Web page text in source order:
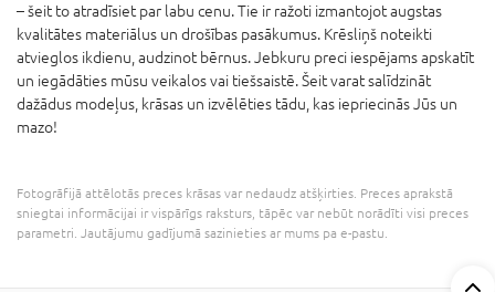
– šeit to atradīsiet par labu cenu. Tie ir ražoti izmantojot augstas
kvalitātes materiālus un drošības pasākumus. Krēsliņš noteikti
atvieglos ikdienu, audzinot bērnus. Jebkuru preci iespējams apskatīt
un iegādāties mūsu veikalos vai tiešsaistē. Šeit varat salīdzināt
dažādus modeļus, krāsas un izvēlēties tādu, kas iepriecinās Jūs un
mazo!
Fotogrāfijā attēlotās preces krāsas var nedaudz atšķirties. Preces aprakstā
sniegtai informācijai ir vispārīgs raksturs, tāpēc var nebūt norādīti visi preces
parametri. Jautājumu gadījumā sazinieties ar mums pa e-pastu.